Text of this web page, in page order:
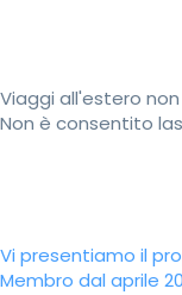
Viaggi all'estero
Non è consentito
Vi presentiamo il
Membro dal aprile